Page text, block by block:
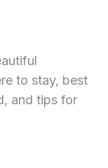
to stay, best
and tips for